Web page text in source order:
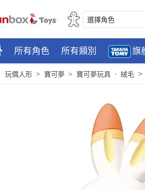
選擇角色
所有角色 所有類別 旗
玩偶人形 寶可夢 寶可夢玩具 ‧ 絨毛